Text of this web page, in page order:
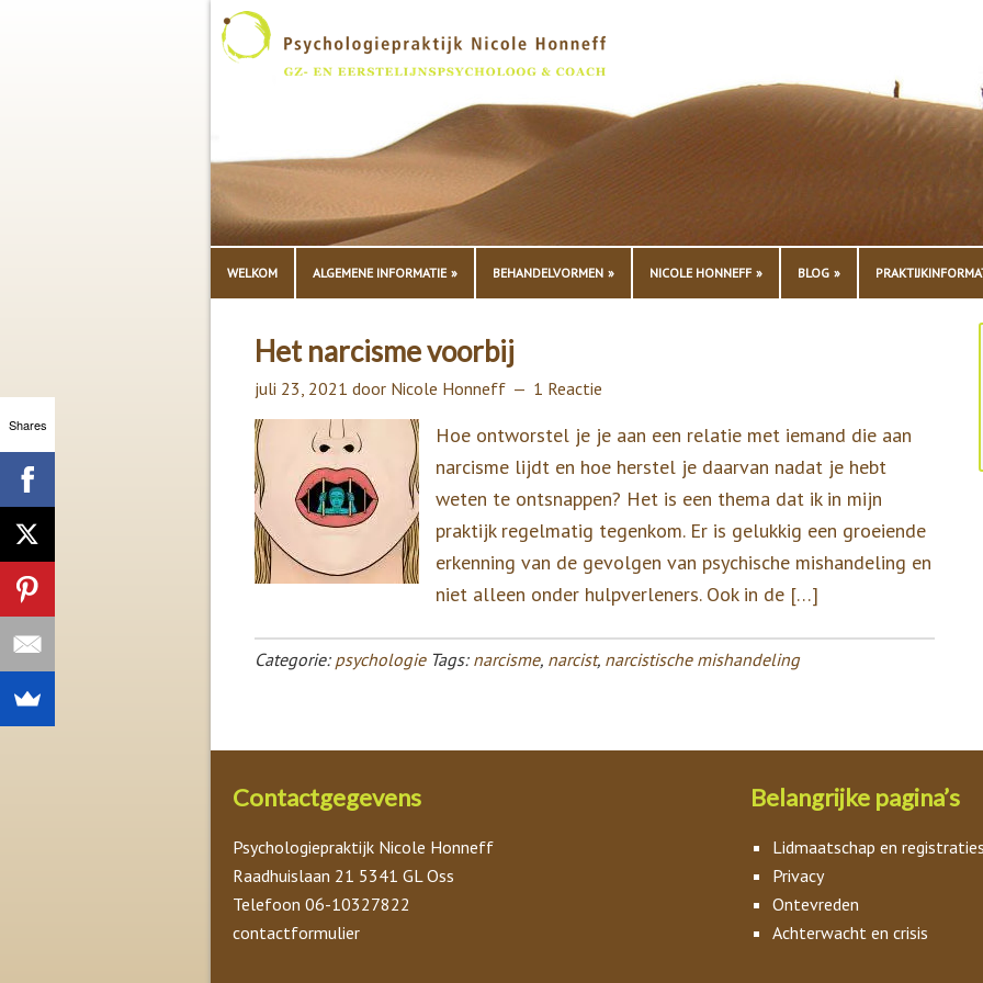
WELKOM ALGEMENE INFORMATIE BEHANDELVORMEN NICOLE HONNEFF BLOG
Het narcisme voorbij
juli 23, 2021 door Nicole Honneff 1 Reactie
Hoe ontworstel je je aan een relatie met iemand die aan
narcisme lijdt en hoe herstel je daarvan nadat je hebt
weten te ontsnappen? Het is een thema dat ik in mijn
praktijk regelmatig tegenkom. Er is gelukkig een groeiende
erkenning van de gevolgen van psychische mishandeling en
niet alleen onder hulpverleners. Ook in de […]
Categorie: psychologie Tags: narcisme, narcist, narcistische mishandeling
Contactgegevens
Psychologiepraktijk Nicole Honneff
Raadhuislaan 21 5341 GL Oss
Telefoon 06-10327822
contactformulier
Belangrijke pagina’s
Lidmaatschap en
Privacy
Ontevreden
Achterwacht en crisis
Shares